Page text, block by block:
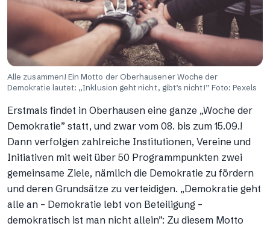
Alle zusammen! Ein Motto der Oberhausener Woche der
Demokratie lautet: „Inklusion geht nicht, gibt’s nicht!” Foto: Pexels
Erstmals findet in Oberhausen eine ganze „Woche der
Demokratie” statt, und zwar vom 08. bis zum 15.09.!
Dann verfolgen zahlreiche Institutionen, Vereine und
Initiativen mit weit über 50 Programmpunkten zwei
gemeinsame Ziele, nämlich die Demokratie zu fördern
und deren Grundsätze zu verteidigen. „Demokratie geht
alle an – Demokratie lebt von Beteiligung –
demokratisch ist man nicht allein”: Zu diesem Motto